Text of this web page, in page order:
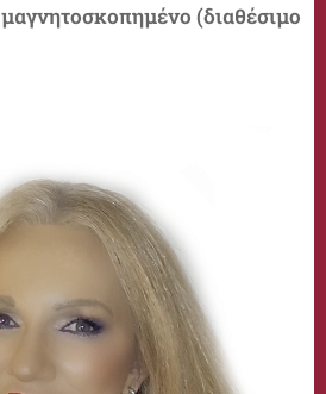
μαγνητοσκοπημένο (διαθέσιμο